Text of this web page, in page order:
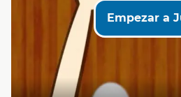
Empezar a